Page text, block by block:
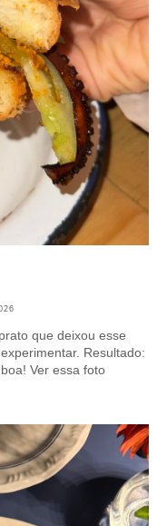
que deixou esse
Resultado:
Ver essa foto